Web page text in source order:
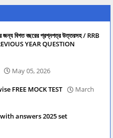
বিগত বছরের প্রশ্নপত্র উত্তরসহ / RRB
YEAR QUESTION
May 05, 2026
FREE MOCK TEST
March
answers 2025 set